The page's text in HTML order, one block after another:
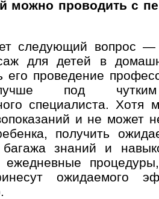
можно проводить с
следующий вопрос
для детей в
его проведение
под чутким
специалиста. Хотя
и не может
получить
багажа знаний и
ожидаемого